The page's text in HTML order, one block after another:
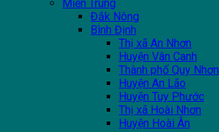
Miền Trung
Đắk Nông
Bình Định
Thị xã An Nhơn
Huyện Vân Canh
Thành phố Quy Nhơn
Huyện An Lão
Huyện Tuy Phước
Thị xã Hoài Nhơn
Huyện Hoài Ân